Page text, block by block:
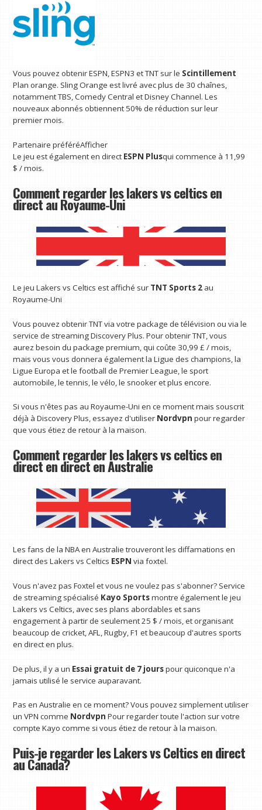
Vous pouvez obtenir ESPN, ESPN3 et TNT sur le Scintillement
Plan orange. Sling Orange est livré avec plus de 30 chaînes,
notamment TBS, Comedy Central et Disney Channel. Les
nouveaux abonnés obtiennent 50% de réduction sur leur
premier mois.
Partenaire préféréAfficher
Le jeu est également en direct ESPN Plusqui commence à 11,99
$ / mois.
Comment regarder les lakers vs celtics en
direct au Royaume-Uni
Le jeu Lakers vs Celtics est affiché sur TNT Sports 2 au
Royaume-Uni
Vous pouvez obtenir TNT via votre package de télévision ou via le
service de streaming Discovery Plus. Pour obtenir TNT, vous
aurez besoin du package premium, qui coûte 30,99 £ / mois,
mais vous vous donnera également la Ligue des champions, la
Ligue Europa et le football de Premier League, le sport
automobile, le tennis, le vélo, le snooker et plus encore.
Si vous n'êtes pas au Royaume-Uni en ce moment mais souscrit
déjà à Discovery Plus, essayez d'utiliser Nordvpn pour regarder
que vous étiez de retour à la maison.
Comment regarder les lakers vs celtics en
direct en direct en Australie
Les fans de la NBA en Australie trouveront les diffamations en
direct des Lakers vs Celtics ESPN via foxtel.
Vous n'avez pas Foxtel et vous ne voulez pas s'abonner? Service
de streaming spécialisé Kayo Sportsmontre également le jeu
Lakers vs Celtics, avec ses plans abordables et sans
engagement à partir de seulement 25 $ / mois, et organisant
beaucoup de cricket, AFL, Rugby, F1 et beaucoup d'autres sports
en direct en plus.
De plus, il y a un Essai gratuit de 7 jourspour quiconque n'a
jamais utilisé le service auparavant.
Pas en Australie en ce moment? Vous pouvez simplement utiliser
un VPN comme Nordvpn Pour regarder toute l'action sur votre
compte Kayo comme si vous étiez de retour à la maison.
Puis-je regarder les Lakers vs Celtics en direct
au Canada?